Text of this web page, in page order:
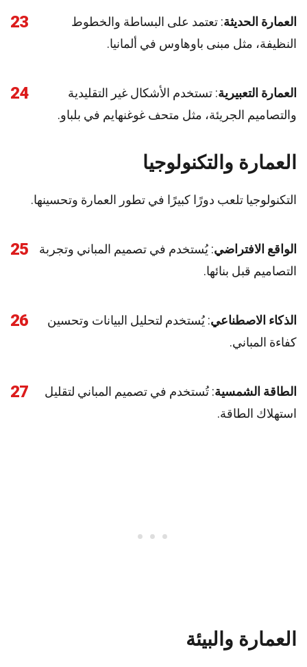
23 العمارة الحديثة: تعتمد على البساطة والخطوط
النظيفة، مثل مبنى باوهاوس في ألمانيا.
24 العمارة التعبيرية: تستخدم الأشكال غير التقليدية
والتصاميم الجريئة، مثل متحف غوغنهايم في بلباو.
العمارة والتكنولوجيا
التكنولوجيا تلعب دورًا كبيرًا في تطور العمارة وتحسينها.
25 الواقع الافتراضي: يُستخدم في تصميم المباني وتجربة
التصاميم قبل بنائها.
26 الذكاء الاصطناعي: يُستخدم لتحليل البيانات وتحسين
كفاءة المباني.
27 الطاقة الشمسية: تُستخدم في تصميم المباني لتقليل
استهلاك الطاقة.
العمارة والبيئة